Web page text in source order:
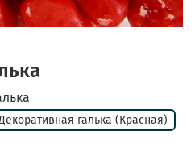
галька (Красная)